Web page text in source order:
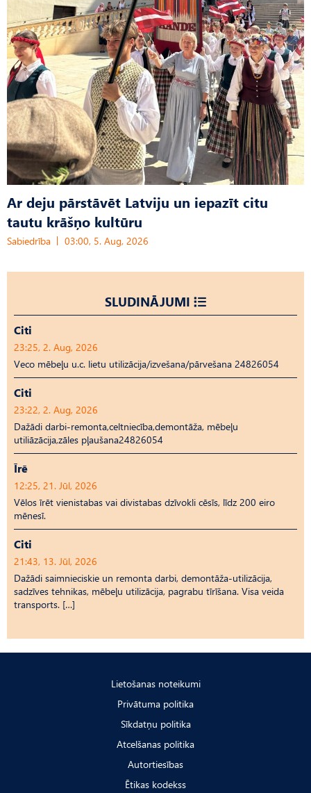
Ar deju pārstāvēt Latviju un iepazīt citu
tautu krāšņo kultūru
Sabiedrība 03:00, 5. Aug, 2026
SLUDINĀJUMI
Citi
23:25, 2. Aug, 2026
Veco mēbeļu u.c. lietu utilizācija/izvešana/pārvešana 24826054
Citi
23:22, 2. Aug, 2026
Dažādi darbi-remonta,celtniecība,demontāža, mēbeļu
utiliāzācija,zāles pļaušana24826054
Īrē
12:25, 21. Jūl, 2026
Vēlos īrēt vienistabas vai divistabas dzīvokli cēsīs, līdz 200 eiro
mēnesī.
Citi
21:43, 13. Jūl, 2026
Dažādi saimnieciskie un remonta darbi, demontāža-utilizācija,
sadzīves tehnikas, mēbeļu utilizācija, pagrabu tīrīšana. Visa veida
transports. […]
Lietošanas noteikumi
Privātuma politika
Sīkdatņu politika
Atcelšanas politika
Autortiesības
Ētikas kodekss